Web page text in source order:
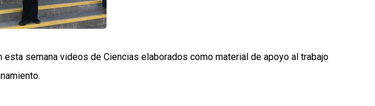
semana videos de Ciencias elaborados como material de apoyo al trabajo